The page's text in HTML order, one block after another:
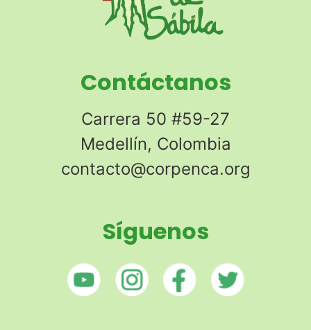
Contáctanos
Carrera 50 #59-27
Medellín, Colombia
contacto@corpenca.org
Síguenos